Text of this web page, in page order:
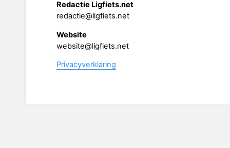
Redactie Ligfiets.net
redactie@ligfiets.net
Website
website@ligfiets.net
Privacyverklaring